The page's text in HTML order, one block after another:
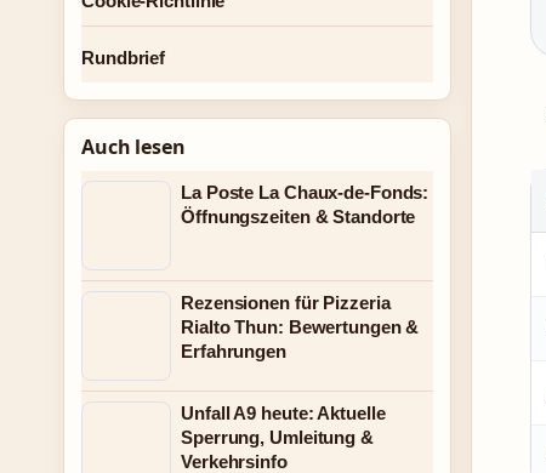
Rundbrief
Auch lesen
La Poste La Chaux-de-Fonds:
Öffnungszeiten & Standorte
Rezensionen für Pizzeria
Rialto Thun: Bewertungen &
Erfahrungen
Unfall A9 heute: Aktuelle
Sperrung, Umleitung &
Verkehrsinfo